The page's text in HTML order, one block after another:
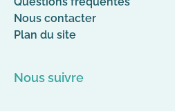
Nous contacter
Plan du site
Nous suivre